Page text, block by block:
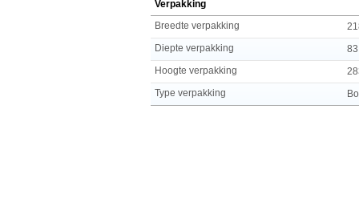
Verpakking
Breedte verpakking
Diepte verpakking
Hoogte verpakking
Type verpakking